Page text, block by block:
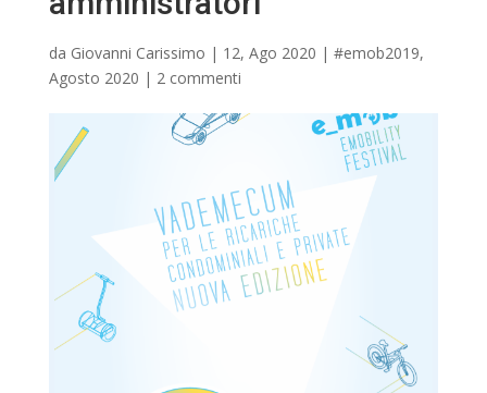
da Giovanni Carissimo | 12, Ago 2020 | #emob2019,
Agosto 2020 | 2 commenti